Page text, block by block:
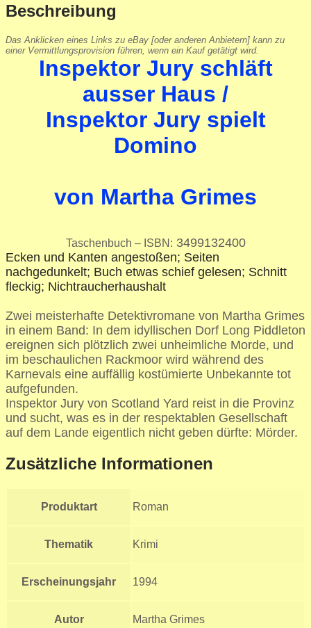
Beschreibung
Das Anklicken eines Links zu eBay [oder anderen Anbietern] kann zu
einer Vermittlungsprovision führen, wenn ein Kauf getätigt wird.
Inspektor Jury schläft
ausser Haus /
Inspektor Jury spielt
Domino
von Martha Grimes
Taschenbuch – ISBN: 3499132400
Ecken und Kanten angestoßen; Seiten
nachgedunkelt; Buch etwas schief gelesen; Schnitt
fleckig; Nichtraucherhaushalt
Zwei meisterhafte Detektivromane von Martha Grimes
in einem Band: In dem idyllischen Dorf Long Piddleton
ereignen sich plötzlich zwei unheimliche Morde, und
im beschaulichen Rackmoor wird während des
Karnevals eine auffällig kostümierte Unbekannte tot
aufgefunden.
Inspektor Jury von Scotland Yard reist in die Provinz
und sucht, was es in der respektablen Gesellschaft
auf dem Lande eigentlich nicht geben dürfte: Mörder.
Zusätzliche Informationen
Produktart Roman
Thematik Krimi
Erscheinungsjahr 1994
Autor Martha Grimes